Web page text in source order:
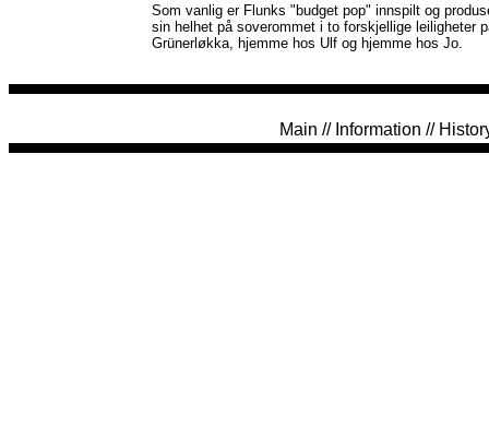
Som vanlig er Flunks "budget pop" innspilt og
sin helhet på soverommet i to forskjellige leiligheter
Grünerløkka, hjemme hos Ulf og hjemme hos Jo.
Main // Information //